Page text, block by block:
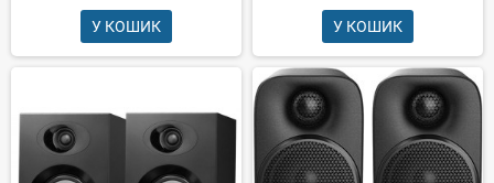
У КОШИК У КОШИК